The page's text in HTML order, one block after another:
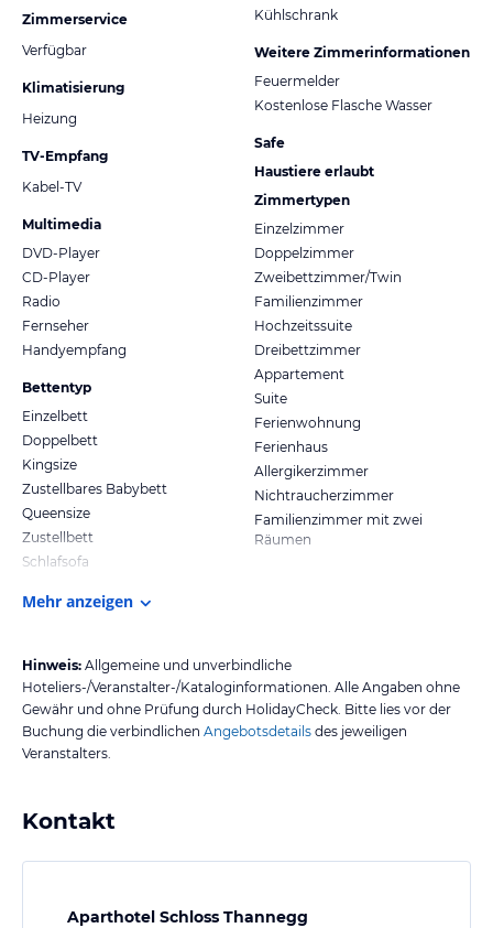
Zimmerservice
Verfügbar
Klimatisierung
Heizung
TV-Empfang
Kabel-TV
Multimedia
DVD-Player
CD-Player
Radio
Fernseher
Handyempfang
Bettentyp
Einzelbett
Doppelbett
Kingsize
Zustellbares Babybett
Queensize
Zustellbett
Schlafsofa
Kühlschrank
Weitere Zimmerinformationen
Feuermelder
Kostenlose Flasche Wasser
Safe
Haustiere erlaubt
Zimmertypen
Einzelzimmer
Doppelzimmer
Zweibettzimmer/Twin
Familienzimmer
Hochzeitssuite
Dreibettzimmer
Appartement
Suite
Ferienwohnung
Ferienhaus
Allergikerzimmer
Nichtraucherzimmer
Familienzimmer mit zwei
Räumen
Mehr anzeigen
Hinweis: Allgemeine und unverbindliche
Hoteliers-/Veranstalter-/Kataloginformationen. Alle Angaben ohne
Gewähr und ohne Prüfung durch HolidayCheck. Bitte lies vor der
Buchung die verbindlichen Angebotsdetails des jeweiligen
Veranstalters.
Kontakt
Aparthotel Schloss Thannegg